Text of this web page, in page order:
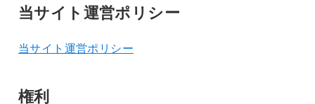
当サイト運営ポリシー
当サイト運営ポリシー
権利